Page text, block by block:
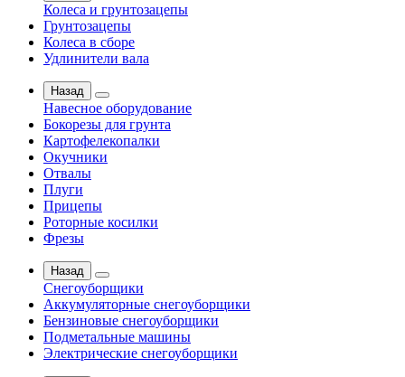
Колеса и грунтозацепы
Грунтозацепы
Колеса в сборе
Удлинители вала
Назад
Навесное оборудование
Бокорезы для грунта
Картофелекопалки
Окучники
Отвалы
Плуги
Прицепы
Роторные косилки
Фрезы
Назад
Снегоуборщики
Аккумуляторные снегоуборщики
Бензиновые снегоуборщики
Подметальные машины
Электрические снегоуборщики